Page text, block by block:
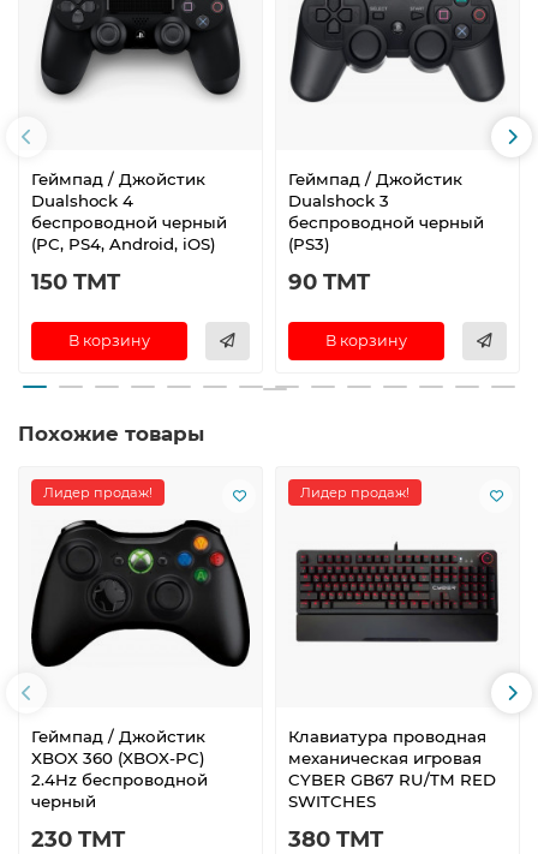
Геймпад / Джойстик
Dualshock 4
беспроводной черный
(PC, PS4, Android, iOS)
150 TMT
В корзину
Геймпад / Джойстик
Dualshock 3
беспроводной черный
(PS3)
90 TMT
В корзину
Похожие товары
Лидер продаж!
Геймпад / Джойстик
XBOX 360 (XBOX-PC)
2.4Hz беспроводной
черный
230 TMT
Лидер продаж!
Клавиатура проводная
механическая игровая
CYBER GB67 RU/TM RED
SWITCHES
380 TMT